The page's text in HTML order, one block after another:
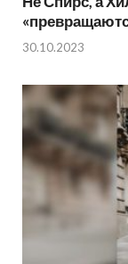
30.10.2023